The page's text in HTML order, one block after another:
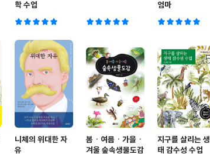
학 수업
엄마
니체의 위대한 자
유
봄ㆍ여름ㆍ가을ㆍ
겨울 숲속생물도감
지구를 살리는 생
태 감수성 수업